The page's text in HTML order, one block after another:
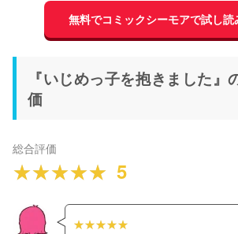
無料でコミックシーモアで試し読
『いじめっ子を抱きました』
価
総合評価
5